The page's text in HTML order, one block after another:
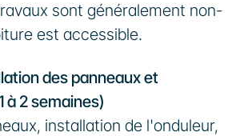
sont généralement non-
est accessible.
des panneaux et
à 2 semaines)
installation de l'onduleur,